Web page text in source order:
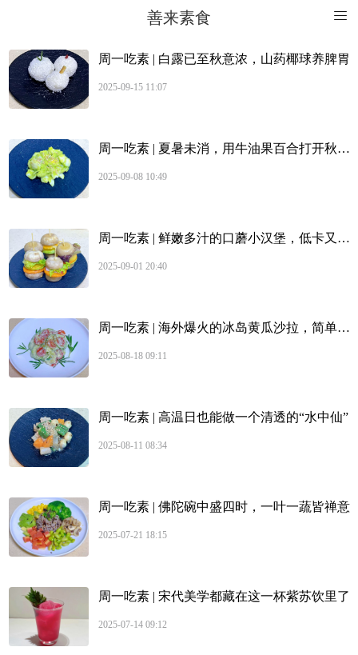
善来素食
周一吃素 | 白露已至秋意浓，山药椰球养脾胃
2025-09-15 11:07
周一吃素 | 夏暑未消，用牛油果百合打开秋天润肺的大门
2025-09-08 10:49
周一吃素 | 鲜嫩多汁的口蘑小汉堡，低卡又美味
2025-09-01 20:40
周一吃素 | 海外爆火的冰岛黄瓜沙拉，简单又好吃！
2025-08-18 09:11
周一吃素 | 高温日也能做一个清透的“水中仙”
2025-08-11 08:34
周一吃素 | 佛陀碗中盛四时，一叶一蔬皆禅意
2025-07-21 18:15
周一吃素 | 宋代美学都藏在这一杯紫苏饮里了
2025-07-14 09:12